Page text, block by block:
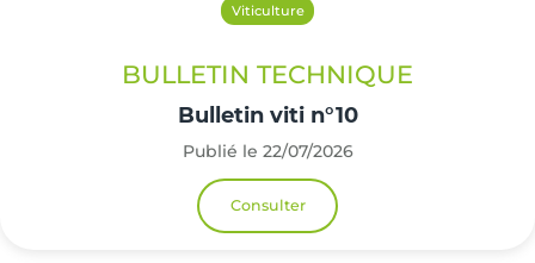
Viticulture
BULLETIN TECHNIQUE
Bulletin viti n°10
Publié le 22/07/2026
Consulter